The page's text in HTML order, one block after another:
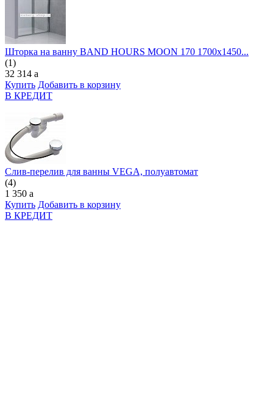
Шторка на ванну BAND HOURS MOON 170 1700х1450...
(1)
32 314 a
Купить Добавить в корзину
В КРЕДИТ
Слив-перелив для ванны VEGA, полуавтомат
(4)
1 350 a
Купить Добавить в корзину
В КРЕДИТ